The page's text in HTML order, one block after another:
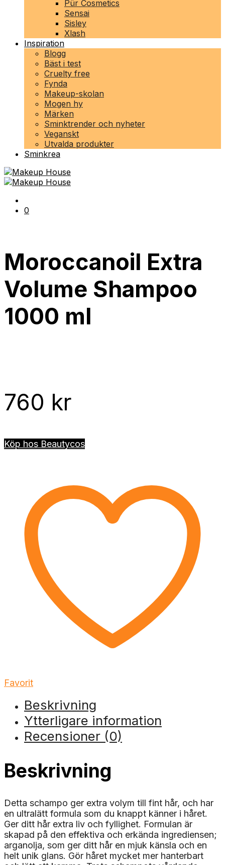
Pür Cosmetics
Sensai
Sisley
Xlash
Inspiration
Blogg
Bäst i test
Cruelty free
Fynda
Makeup-skolan
Mogen hy
Märken
Sminktrender och nyheter
Veganskt
Utvalda produkter
Sminkrea
0
Moroccanoil Extra
Volume Shampoo
1000 ml
760 kr
Köp hos Beautycos
Favorit
Beskrivning
Ytterligare information
Recensioner (0)
Beskrivning
Detta schampo ger extra volym till fint hår, och har
en ultralätt formula som du knappt känner i håret.
Ger ditt hår extra liv och fyllighet. Formulan är
skapad på den effektiva och erkända ingrediensen;
arganolja, som ger ditt hår en mjuk känsla och en
helt unik glans. Gör håret mycket mer hanterbart